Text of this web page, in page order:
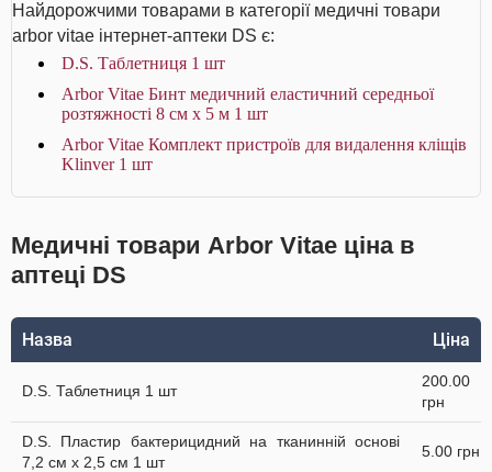
Найдорожчими товарами в категорії медичні товари
arbor vitae інтернет-аптеки DS є:
D.S. Таблетниця 1 шт
Arbor Vitae Бинт медичний еластичний середньої
розтяжності 8 см х 5 м 1 шт
Arbor Vitae Комплект пристроїв для видалення кліщів
Klinver 1 шт
Медичні товари Arbor Vitae ціна в
аптеці DS
Назва Ціна
D.S. Таблетниця 1 шт
200.00
грн
D.S. Пластир бактерицидний на тканинній основі
7,2 см х 2,5 см 1 шт
5.00 грн